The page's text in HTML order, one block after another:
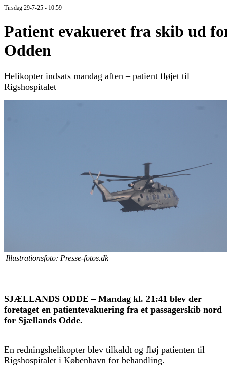
Tirsdag 29-7-25 - 10:59
Patient evakueret fra skib ud
Odden
Helikopter indsats mandag aften – patient fløjet til
Rigshospitalet
Illustrationsfoto: Presse-fotos.dk
SJÆLLANDS ODDE – Mandag kl. 21:41 blev der
foretaget en patientevakuering fra et passagerskib nord
for Sjællands Odde.
En redningshelikopter blev tilkaldt og fløj patienten til
Rigshospitalet i København for behandling.